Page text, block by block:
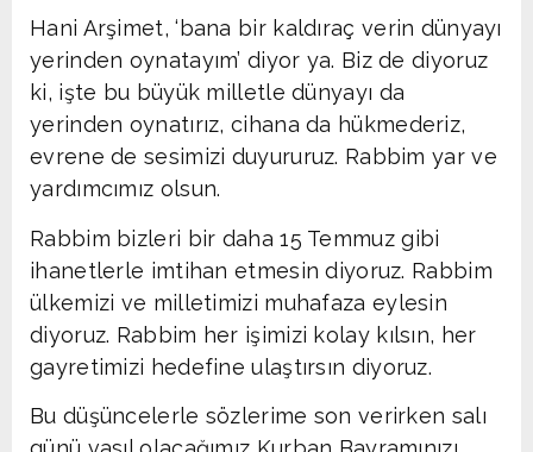
Hani Arşimet, ‘bana bir kaldıraç verin dünyayı
yerinden oynatayım’ diyor ya. Biz de diyoruz
ki, işte bu büyük milletle dünyayı da
yerinden oynatırız, cihana da hükmederiz,
evrene de sesimizi duyururuz. Rabbim yar ve
yardımcımız olsun.
Rabbim bizleri bir daha 15 Temmuz gibi
ihanetlerle imtihan etmesin diyoruz. Rabbim
ülkemizi ve milletimizi muhafaza eylesin
diyoruz. Rabbim her işimizi kolay kılsın, her
gayretimizi hedefine ulaştırsın diyoruz.
Bu düşüncelerle sözlerime son verirken salı